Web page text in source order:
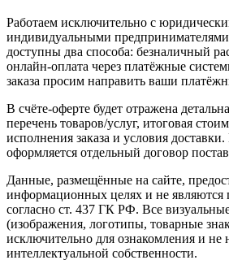
Работаем исключительно с
индивидуальными
доступны два способа: безналичный
онлайн-оплата через платёжные
заказа просим направить ваши
В счёте-оферте будет отражена
перечень товаров/услуг, итоговая
исполнения заказа и условия
оформляется отдельный договор
Данные, размещённые на сайте,
информационных целях и не являются
согласно ст. 437 ГК РФ. Все
(изображения, логотипы, товарные
исключительно для ознакомления и не
интеллектуальной собственности.